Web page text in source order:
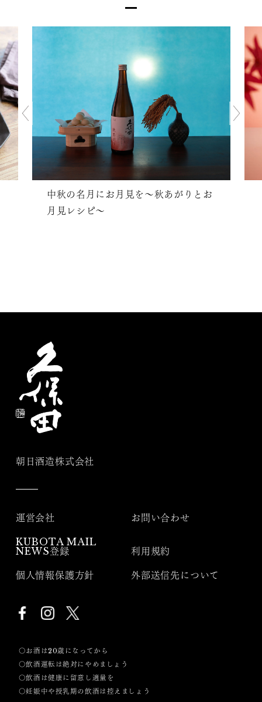
中秋の名月にお月見を〜秋あがりとお
月見レシピ〜
朝日酒造株式会社
運営会社 お問い合わせ
KUBOTA MAIL
NEWS登録
利用規約
個人情報保護方針 外部送信先について
〇お酒は20歳になってから
〇飲酒運転は絶対にやめましょう
〇飲酒は健康に留意し適量を
〇妊娠中や授乳期の飲酒は控えましょう